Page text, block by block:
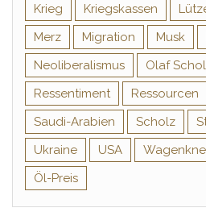
Krieg
Kriegskassen
Merz
Migration Musk
Neoliberalismus
Olaf
Ressentiment
Ressourcen
Saudi-Arabien
Scholz
Ukraine
USA
Öl-Preis